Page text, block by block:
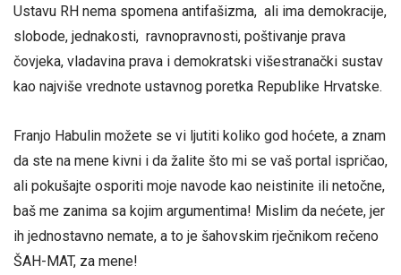
Ustavu RH nema spomena antifašizma, ali ima demokracije,
slobode, jednakosti, ravnopravnosti, poštivanje prava
čovjeka, vladavina prava i demokratski višestranački sustav
kao najviše vrednote ustavnog poretka Republike Hrvatske.
Franjo Habulin možete se vi ljutiti koliko god hoćete, a znam
da ste na mene kivni i da žalite što mi se vaš portal ispričao,
ali pokušajte osporiti moje navode kao neistinite ili netočne,
baš me zanima sa kojim argumentima! Mislim da nećete, jer
ih jednostavno nemate, a to je šahovskim rječnikom rečeno
ŠAH-MAT, za mene!